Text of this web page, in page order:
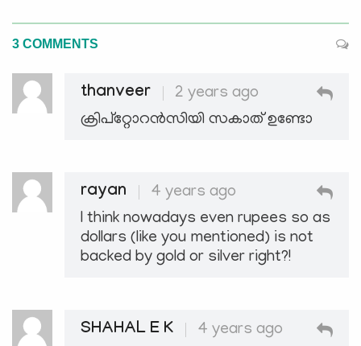
3 COMMENTS
thanveer
2 years ago
ക്രിപ്റ്റോറൻസിയി സകാത് ഉണ്ടോ
rayan
4 years ago
I think nowadays even rupees so as
dollars (like you mentioned) is not
backed by gold or silver right?!
SHAHAL E K
4 years ago